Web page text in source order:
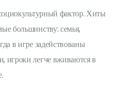
фактор. Хиты
большинству: семья,
в игре задействованы
игроки легче вживаются в